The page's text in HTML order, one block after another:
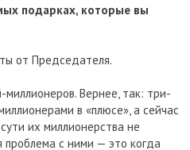
подарках, которые вы
от Председателя.
Вернее, так: три-
в «плюсе», а сейчас
их миллионерства не
с ними — это когда